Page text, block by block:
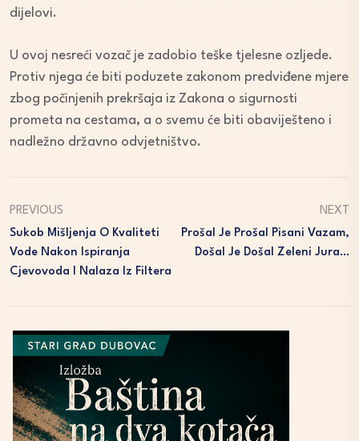
dijelovi.
U ovoj nesreći vozač je zadobio teške tjelesne ozljede.
Protiv njega će biti poduzete zakonom predviđene mjere
zbog počinjenih prekršaja iz Zakona o sigurnosti
prometa na cestama, a o svemu će biti obaviješteno i
nadležno državno odvjetništvo.
PREVIOUS
Sukob Mišljenja O Kvaliteti
Vode Nakon Ispiranja
Cjevovoda I Nalaza Iz Filtera
NEXT
Prošal Je Prošal Pisani Vazam,
Došal Je Došal Zeleni Jura…